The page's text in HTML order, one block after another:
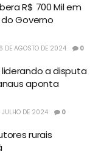
R$ 700 Mil em
do Governo
DE AGOSTO DE 2024 0
a disputa
aponta
JULHO DE 2024 0
rurais